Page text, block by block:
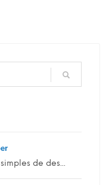
de des...